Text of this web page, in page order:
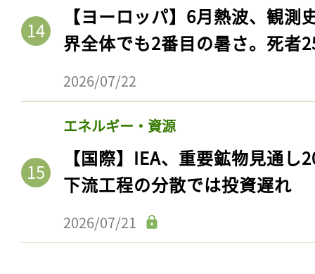
【ヨーロッパ】6月熱波、観
界全体でも2番目の暑さ。死者
2026/07/22
エネルギー・資源
【国際】IEA、重要鉱物見通
下流工程の分散では投資遅れ
2026/07/21
会員登録